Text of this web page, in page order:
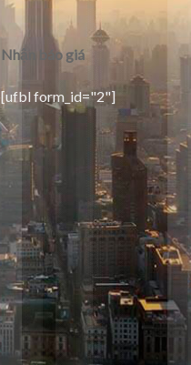
Nhận báo giá
[ufbl form_id="2"]